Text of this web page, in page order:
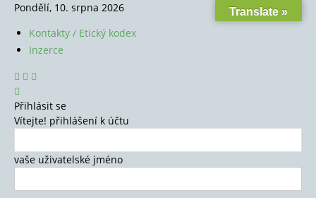
Pondělí, 10. srpna 2026
Kontakty / Etický kodex
Inzerce
Přihlásit se
Vítejte! přihlášení k účtu
vaše uživatelské jméno
Translate »